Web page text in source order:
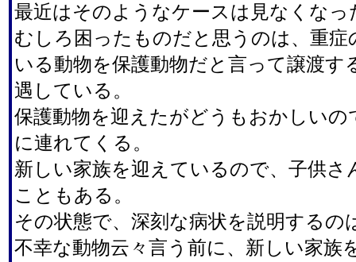
最近はそのようなケースは見なくなっ
むしろ困ったものだと思うのは、重症
いる動物を保護動物だと言って譲渡す
遇している。
保護動物を迎えたがどうもおかしいの
に連れてくる。
新しい家族を迎えているので、子供さ
こともある。
その状態で、深刻な病状を説明するの
不幸な動物云々言う前に、新しい家族